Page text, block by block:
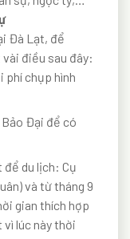
Đà Lạt, để
điều sau đây:
phí chụp hình
Đại để có
du lịch: Cụ
và từ tháng 9
gian thích hợp
lúc này thời